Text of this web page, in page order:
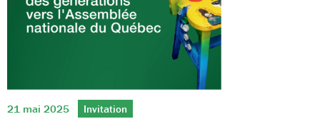
21 mai 2025 Invitation